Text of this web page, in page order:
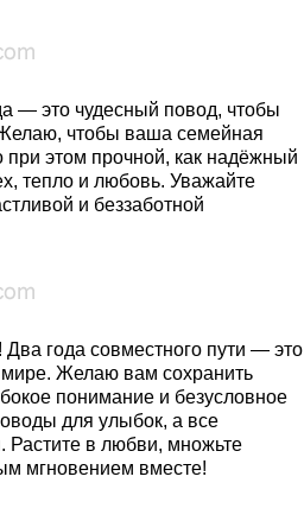
— это чудесный повод, чтобы
Желаю, чтобы ваша семейная
при этом прочной, как надёжный
тепло и любовь. Уважайте
и беззаботной
года совместного пути — это
Желаю вам сохранить
понимание и безусловное
для улыбок, а все
Растите в любви, множьте
мгновением вместе!